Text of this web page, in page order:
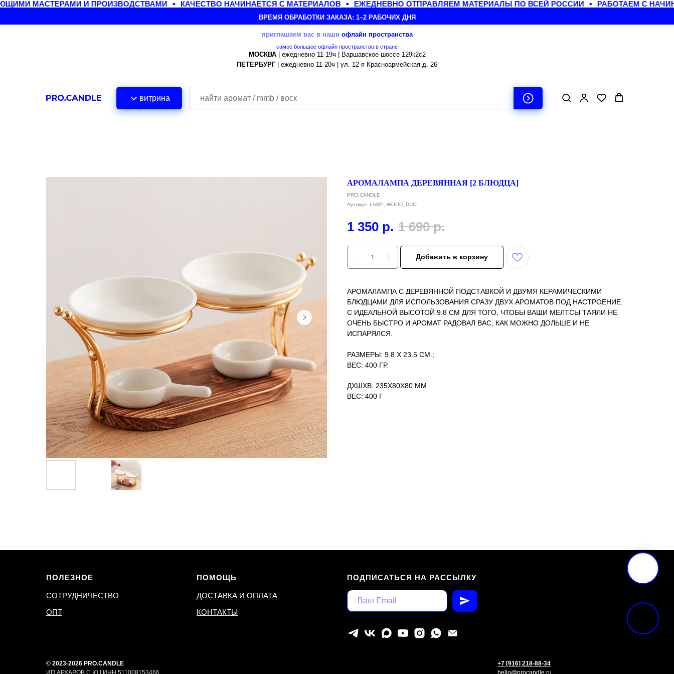
МАСТЕРАМИ И ПРОИЗВОДСТВАМИ КАЧЕСТВО НАЧИНАЕТСЯ С МАТЕРИАЛОВ ЕЖЕДНЕВНО ОТПРАВЛЯЕМ МАТЕРИАЛЫ ПО ВСЕЙ РОССИИ РАБОТАЕМ С
ВРЕМЯ ОБРАБОТКИ ЗАКАЗА: 1–2 РАБОЧИХ ДНЯ
приглашаем вас в наши офлайн пространства
самое большое офлайн пространство в стране
МОСКВА| ежедневно 11-19ч | Варшавское шоссе 129к2с2
ПЕТЕРБУРГ| ежедневно 11-20ч | ул. 12-я Красноармейская д. 26
витрина
АРОМАЛАМПА ДЕРЕВЯННАЯ [2 БЛЮДЦА]
PRO.CANDLE
Артикул: LAMP_WOOD_DUO
1 350 р. 1 690 р.
Добавить в корзину
АРОМАЛАМПА C ДЕРЕВЯННОЙ ПОДСТАВКОЙ И ДВУМЯ КЕРАМИЧЕСКИМИ
БЛЮДЦАМИ ДЛЯ ИСПОЛЬЗОВАНИЯ СРАЗУ ДВУХ АРОМАТОВ ПОД НАСТРОЕНИЕ.
С ИДЕАЛЬНОЙ ВЫСОТОЙ 9.8 СМ ДЛЯ ТОГО, ЧТОБЫ ВАШИ МЕЛТСЫ ТАЯЛИ НЕ
ОЧЕНЬ БЫСТРО И АРОМАТ РАДОВАЛ ВАС, КАК МОЖНО ДОЛЬШЕ И НЕ
ИСПАРЯЛСЯ.
РАЗМЕРЫ: 9.8 X 23.5 СМ.;
ВЕС: 400 ГР.
ДXШXВ: 235X80X80 ММ
ВЕС: 400 Г
ПОЛЕЗНОЕ
СОТРУДНИЧЕСТВО
ОПТ
ПОМОЩЬ
ДОСТАВКА И ОПЛАТА
КОНТАКТЫ
ПОДПИСАТЬСЯ НА РАССЫЛКУ
© 2023-2026 PRO.CANDLE
ИП АРХАРОВ С.Ю | ИНН 511008153466
+7 [916] 218-88-34
hello@procandle.ru